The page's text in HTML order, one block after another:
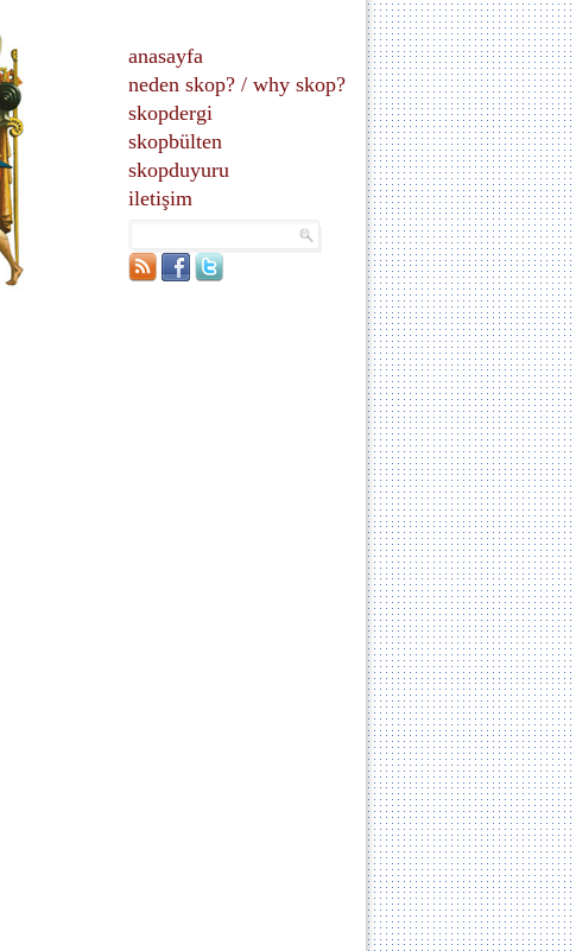
anasayfa
neden skop? / why skop?
skopdergi
skopbülten
skopduyuru
iletişim